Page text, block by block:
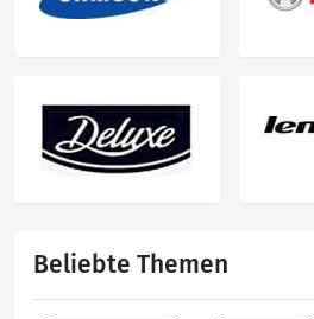
Beliebte Themen